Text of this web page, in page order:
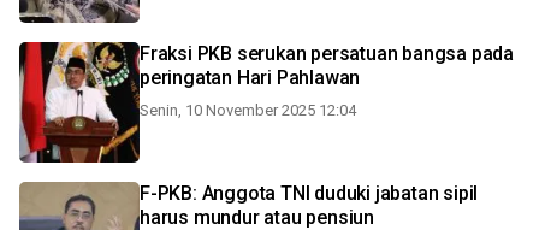
Fraksi PKB serukan persatuan bangsa pada
peringatan Hari Pahlawan
Senin, 10 November 2025 12:04
F-PKB: Anggota TNI duduki jabatan sipil
harus mundur atau pensiun